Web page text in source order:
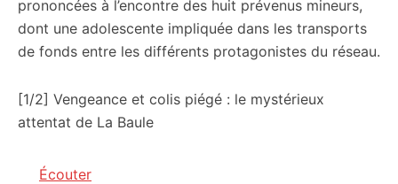
prononcées à l’encontre des huit prévenus mineurs,
dont une adolescente impliquée dans les transports
de fonds entre les différents protagonistes du réseau.
[1/2] Vengeance et colis piégé : le mystérieux
attentat de La Baule
Écouter